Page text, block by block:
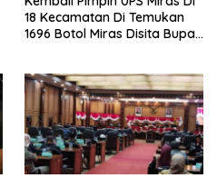
18 Kecamatan Di Temukan
1696 Botol Miras Disita Bupati